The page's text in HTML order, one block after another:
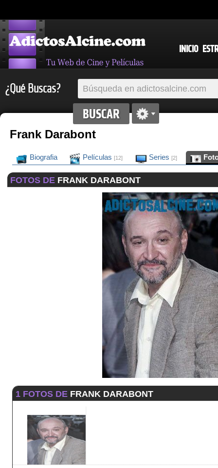
INICIO
¿Qué Buscas?
Frank Darabont
Biografia Películas [12] Series [2]
FOTOS DE FRANK DARABONT
1 FOTOS DE FRANK DARABONT